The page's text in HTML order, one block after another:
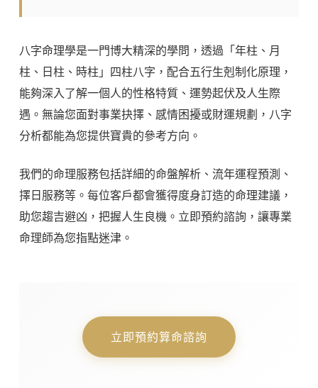
八字命理學是一門博大精深的學問，透過「年柱、月
柱、日柱、時柱」四柱八字，配合五行生剋制化原理，
能夠深入了解一個人的性格特質、運勢起伏及人生際
遇。無論您面對事業抉擇、感情困擾或財運規劃，八字
分析都能為您提供寶貴的參考方向。
我們的命理服務包括詳細的命盤解析、流年運程預測、
擇日服務等。每位客戶都會獲得度身訂造的命理建議，
助您趨吉避凶，把握人生良機。立即預約諮詢，讓專業
命理師為您指點迷津。
立即預約算命諮詢